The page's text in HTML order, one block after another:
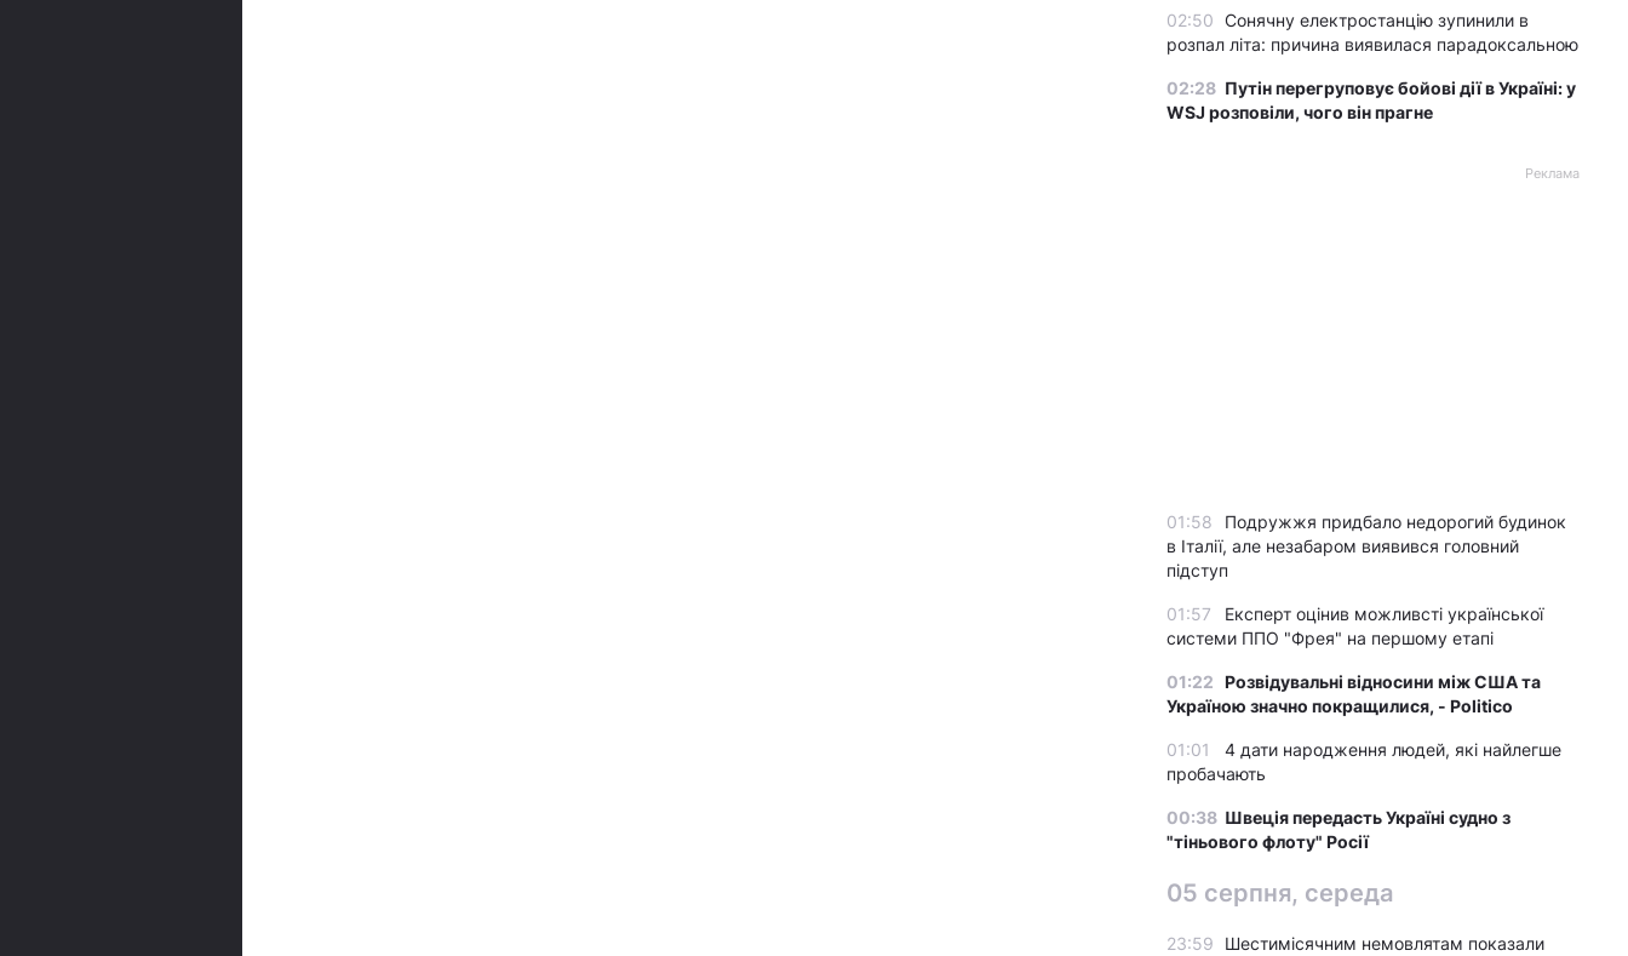
02:50 Сонячну електростанцію зупинили в
розпал літа: причина виявилася парадоксальною
02:28 Путін перегруповує бойові дії в Україні: у
WSJ розповіли, чого він прагне
Реклама
01:58
Подружжя придбало недорогий будинок
в Італії, але незабаром виявився головний
підступ
01:57
Експерт оцінив можливсті української
системи ППО "Фрея" на першому етапі
01:22 Розвідувальні відносини між США та
Україною значно покращилися, - Politico
01:01
4 дати народження людей, які найлегше
пробачають
00:38 Швеція передасть Україні судно з
"тіньового флоту" Росії
05 серпня, середа
23:59
Шестимісячним немовлятам показали